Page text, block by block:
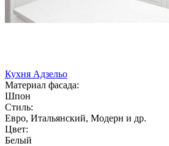
Кухня Адзельо
Материал фасада:
Шпон
Стиль:
Евро, Итальянский, Модерн и др.
Цвет:
Белый